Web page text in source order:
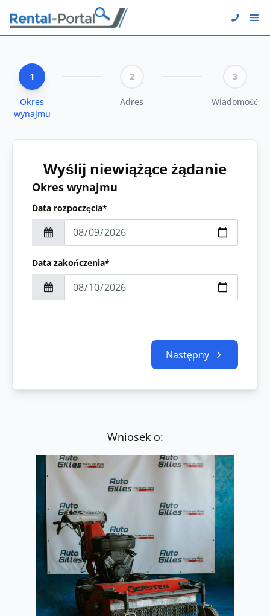
1
Okres
wynajmu
2
Adres
3
Wiadomość
Wyślij niewiążące żądanie
Okres wynajmu
Data rozpoczęcia*
Data zakończenia*
Następny
Wniosek o: